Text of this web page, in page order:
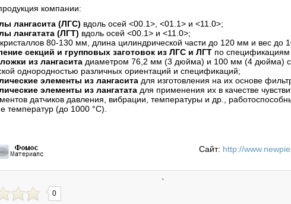
компании:
лангасита (ЛГС) вдоль осей <00.1>, <01.1> и <11.0>;
лангатата (ЛГТ) вдоль осей <00.1> и <11.0>;
80-130 мм, длина цилиндрической части до 120 мм и вес до
секций и групповых заготовок из ЛГС и ЛГТ по спецификациям
из лангасита диаметром 76,2 мм (3 дюйма) и 100 мм (4 дюйма) с
однородностью различных ориентаций и спецификаций;
элементы из лангасита для изготовления на их основе
элементы из лангатата для применения их в качестве
датчиков давления, вибрации, температуры и др.,
температур (до 1000 °C).
Сайт: http://
`
0